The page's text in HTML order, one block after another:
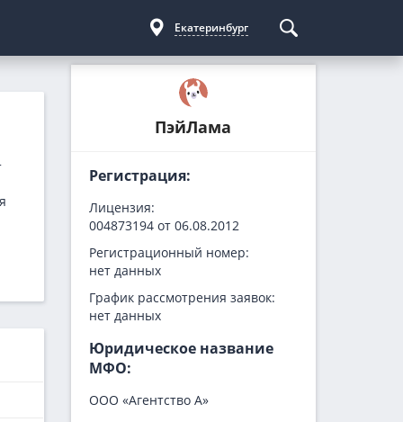
Курсы криптовалют
Курс биткоина
Кредиты для бизнеса
На пополнение ОС
Погашение займов
Купи не копи
МИГ Кредит
Екатеринбург
ПэйЛама
Регистрация:
Лицензия:
004873194 от 06.08.2012
Регистрационный номер:
нет данных
График рассмотрения заявок:
нет данных
Юридическое название
МФО:
ООО «Агентство А»